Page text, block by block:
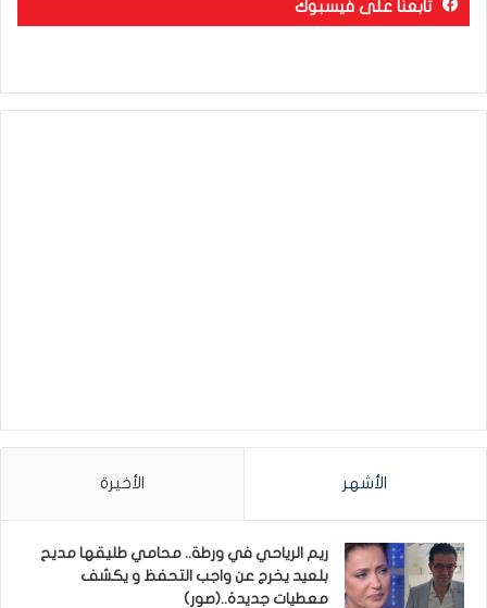
تابعنا على فيسبوك
الأشهر الأخيرة
ريم الرياحي في ورطة.. محامي طليقها مديح
بلعيد يخرج عن واجب التحفظ و يكشف
معطيات جديدة..(صور)